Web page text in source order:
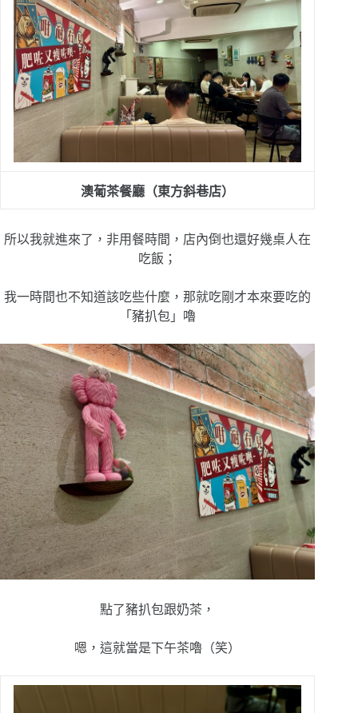
澳葡茶餐廳（東方斜巷店）
所以我就進來了，非用餐時間，店內倒也還好幾桌人在
吃飯；
我一時間也不知道該吃些什麼，那就吃剛才本來要吃的
「豬扒包」嚕
點了豬扒包跟奶茶，
嗯，這就當是下午茶嚕（笑）